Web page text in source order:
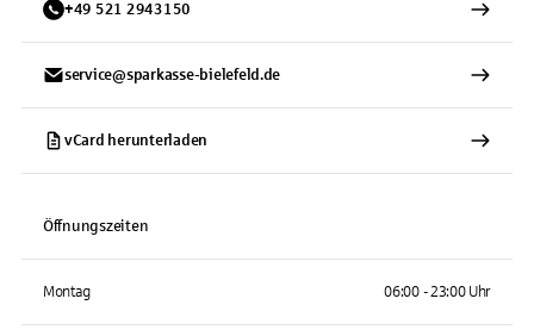
+49 521 2943150
service@sparkasse-bielefeld.de
vCard herunterladen
Öffnungszeiten
Montag 06:00 - 23:00 Uhr